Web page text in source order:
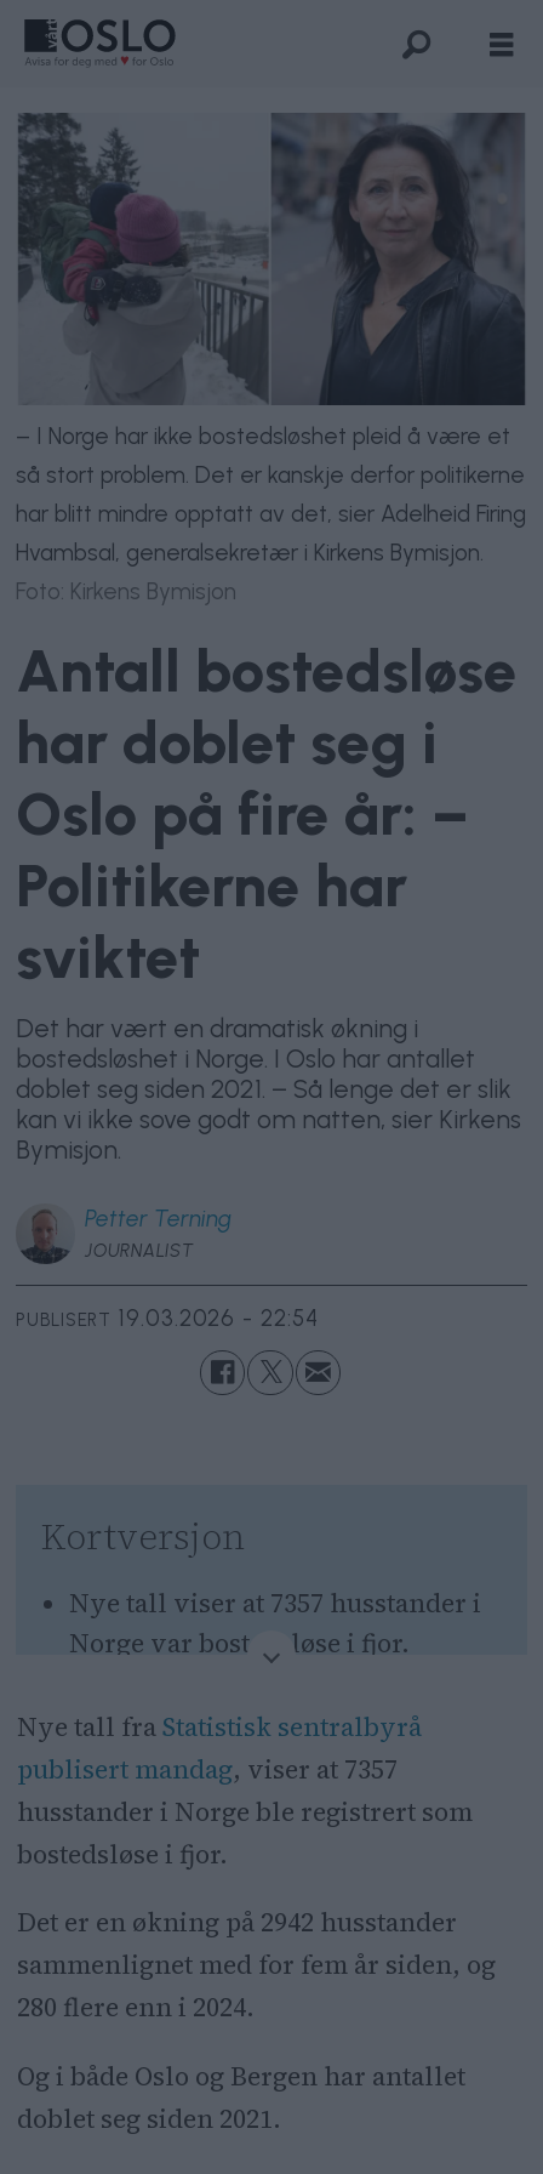
– I Norge har ikke bostedsløshet pleid å være et
så stort problem. Det er kanskje derfor politikerne
har blitt mindre opptatt av det, sier Adelheid Firing
Hvambsal, generalsekretær i Kirkens Bymisjon.
Foto: Kirkens Bymisjon
Antall bostedsløse
har doblet seg i
Oslo på fire år: –
Politikerne har
sviktet
Det har vært en dramatisk økning i
bostedsløshet i Norge. I Oslo har antallet
doblet seg siden 2021. – Så lenge det er slik
kan vi ikke sove godt om natten, sier Kirkens
Bymisjon.
Petter Terning
JOURNALIST
PUBLISERT 19.03.2026 - 22:54
Kortversjon
Nye tall viser at 7357 husstander i
Norge var bostedsløse i fjor.
Bergen siden 2021.
Kirkens Bymisjon uttrykker
bekymring for konsekvensene for
barn, og peker på politisk svikt.
Nye tall fraStatistisk sentralbyrå
publisert mandag, viser at 7357
husstander i Norge ble registrert som
bostedsløse i fjor.
Det er en økning på 2942 husstander
sammenlignet med for fem år siden, og
280 flere enn i 2024.
Og i både Oslo og Bergen har antallet
doblet seg siden 2021.